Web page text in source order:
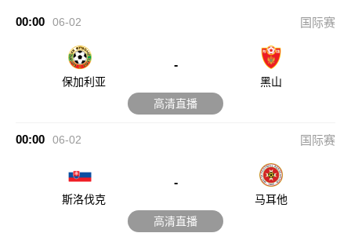
00:00 06-02 国际赛
保加利亚
-
黑山
高清直播
00:00 06-02 国际赛
斯洛伐克
-
马耳他
高清直播